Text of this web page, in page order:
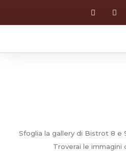
Sfoglia la gallery di Bistrot 8 e
Troverai le immagini